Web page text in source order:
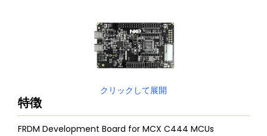
クリックして展開
特徴
FRDM Development Board for MCX C444 MCUs